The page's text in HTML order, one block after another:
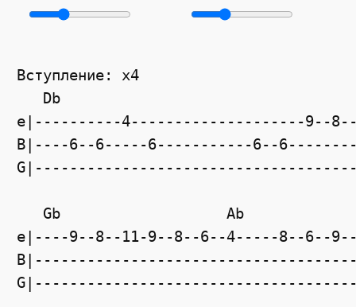
Вступление: x4
Db
e|----------4--------------------9--
B|----6--6-----6-----------6--
Gb
Ab
e|----9--8--11-9--8--6--4-----8--6--